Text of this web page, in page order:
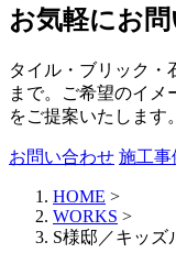
お気軽にお問
タイル・ブリック・
まで。ご希望のイメ
をご提案いたします。
お問い合わせ 施工事
HOME >
WORKS >
S様邸／キッズ